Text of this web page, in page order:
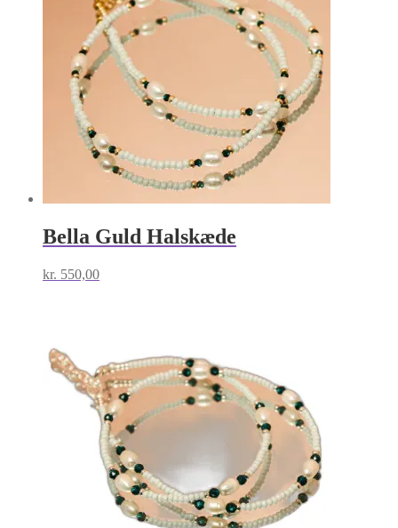
Bella Guld Halskæde
kr. 550,00